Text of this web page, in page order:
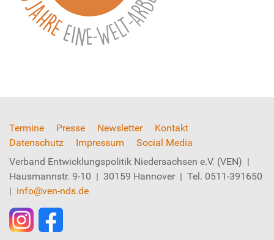
Termine Presse Newsletter
Kontakt
Datenschutz
Impressum
Social Media
Verband Entwicklungspolitik Niedersachsen e.V. (VEN) |
Hausmannstr. 9-10 | 30159 Hannover | Tel. 0511-391650
| info@ven-nds.de